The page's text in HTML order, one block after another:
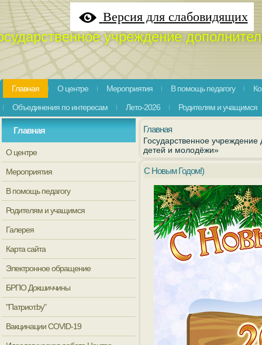
Версия для слабовидящих
учреждение
Главная О центре Мероприятия В помощь педагогу
Объединения по интересам
Лето-2026 Родителям и учащимся
Главная
О центре
Мероприятия
В помощь педагогу
Родителям и учащимся
Галерея
Карта сайта
Электронное обращение
БРПО Докшиччины
"Патриот.by"
Вакцинации COVID-19
Главная
Государственное
детей и молодёжи»
С Новым Годом!)